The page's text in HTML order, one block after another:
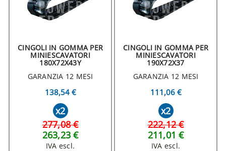
CINGOLI IN GOMMA PER
MINIESCAVATORI
180X72X43Y
GARANZIA 12 MESI
138,54 €
x2
277,08 €
263,23 €
IVA escl.
CINGOLI IN GOMMA PER
MINIESCAVATORI
190X72X37
GARANZIA 12 MESI
111,06 €
x2
222,12 €
211,01 €
IVA escl.